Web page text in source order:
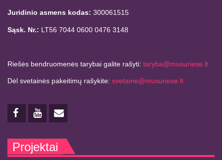
Juridinio asmens kodas: 300061515
Sąsk. Nr.: LT56 7044 0600 0476 3148
Riešės bendruomenės tarybai galite rašyti: taryba@musuriese.lt
Dėl svetainės pakeitimų rašykite: svetaine@musuriese.lt
Projektai